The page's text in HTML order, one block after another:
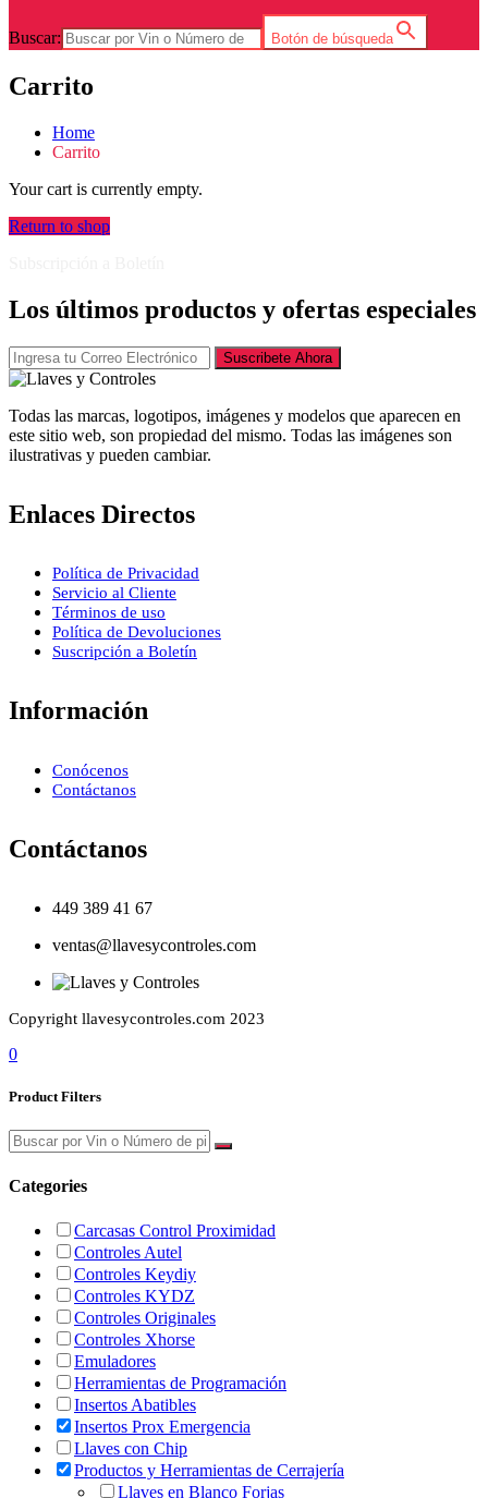
Buscar: Botón de búsqueda
Carrito
Home
Carrito
Your cart is currently empty.
Return to shop
Los últimos productos y ofertas especiales
Suscribete Ahora
Todas las marcas, logotipos, imágenes y modelos que aparecen en
este sitio web, son propiedad del mismo. Todas las imágenes son
ilustrativas y pueden cambiar.
Enlaces Directos
Política de Privacidad
Servicio al Cliente
Términos de uso
Política de Devoluciones
Suscripción a Boletín
Información
Conócenos
Contáctanos
Contáctanos
449 389 41 67
ventas@llavesycontroles.com
Copyright llavesycontroles.com 2023
0
Product Filters
Categories
Carcasas Control Proximidad
Controles Autel
Controles Keydiy
Controles KYDZ
Controles Originales
Controles Xhorse
Emuladores
Herramientas de Programación
Insertos Abatibles
Insertos Prox Emergencia
Llaves con Chip
Productos y Herramientas de Cerrajería
Llaves en Blanco Forjas